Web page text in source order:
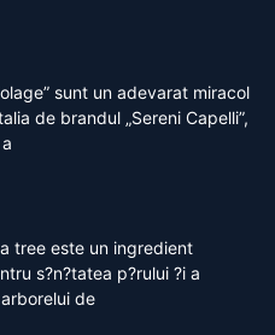
sunt un adevarat miracol
de brandul „Sereni Capelli”,
tree este un ingredient
s?n?tatea p?rului ?i a
de